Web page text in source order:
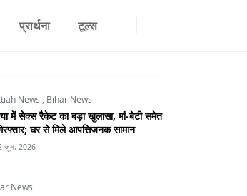
प्रार्थना टूल्स
News , Bihar News
में सेक्स रैकेट का बड़ा खुलासा, मां-बेटी समेत
घर से मिले आपत्तिजनक सामान
जून, 2026
News